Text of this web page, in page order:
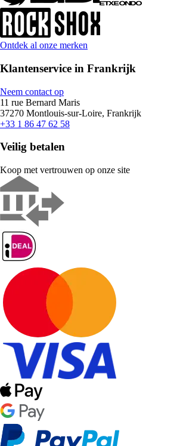
Ontdek al onze merken
Klantenservice in Frankrijk
Neem contact op
11 rue Bernard Maris
37270 Montlouis-sur-Loire, Frankrijk
+33 1 86 47 62 58
Veilig betalen
Koop met vertrouwen op onze site